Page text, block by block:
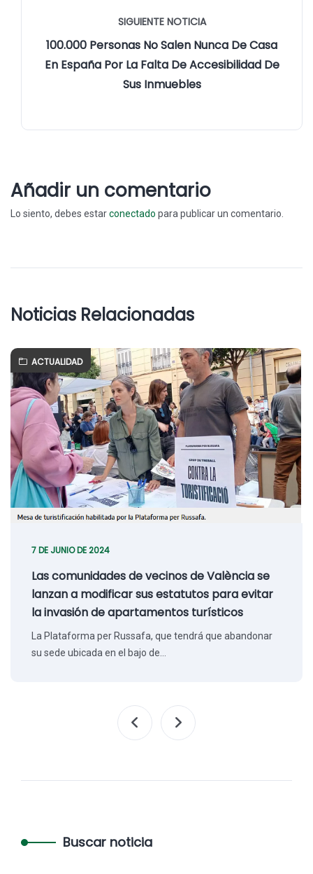
SIGUIENTE NOTICIA
100.000 Personas No Salen Nunca De Casa
En España Por La Falta De Accesibilidad De
Sus Inmuebles
Añadir un comentario
Lo siento, debes estarconectado para publicar un comentario.
Noticias Relacionadas
ACTUALIDAD
7 DE JUNIO DE 2024
Las comunidades de vecinos de València se
lanzan a modificar sus estatutos para evitar
la invasión de apartamentos turísticos
La Plataforma per Russafa, que tendrá que abandonar
su sede ubicada en el bajo de…
Buscar noticia